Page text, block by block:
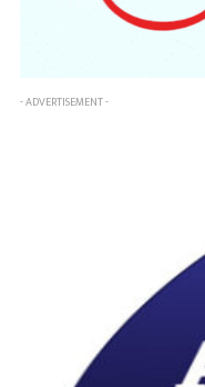
- ADVERTISEMENT -